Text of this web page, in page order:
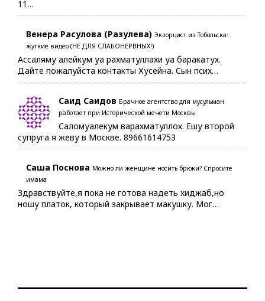
11…
Венера Расулова (Разулева) Экзорцист из Тобольска:
жуткие видео (НЕ ДЛЯ СЛАБОНЕРВНЫХ!)
Ассаляму алейкум уа рахматуллахи уа баракатух.
Дайте пожалуйста контакты Хусейна. Сын псих…
Саид Саидов Брачное агентство для мусульман
работает при Исторической мечети Москвы
Саломуалекум варахматуллох. Ешу второй
супруга я жеву в Москве. 89661614753
Саша Поснова Можно ли женщине носить брюки? Спросите
имама
Здравствуйте,я пока не готова надеть хиджаб,но
ношу платок, который закрывает макушку. Мог…